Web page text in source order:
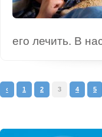
его лечить. В
‹ 1 2 3 4 5